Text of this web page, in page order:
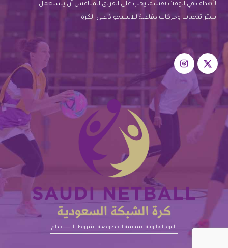
الأهداف في الوقت نفسه، يجب على الفريق المنافس أن يستعمل
استراتيجيات وحركات دفاعية للاستحواذ على الكرة.
البنود القانونية‎‎ سياسة الخصوصية شروط الاستخدام